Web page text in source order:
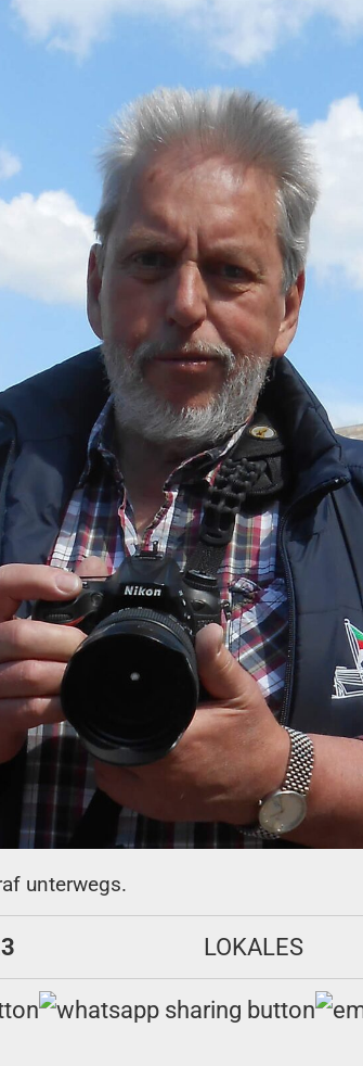
unterwegs.
LOKALES